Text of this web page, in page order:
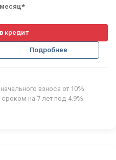
месяц*
кредит
Подробнее
взноса от 10%
на 7 лет под 4.9%